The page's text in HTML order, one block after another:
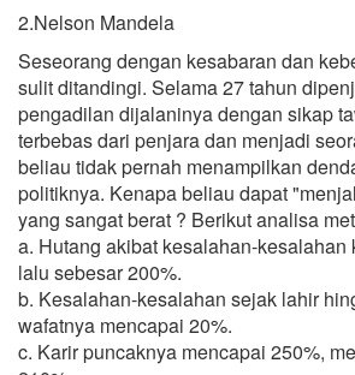
2.Nelson Mandela
Seseorang dengan kesabaran dan
sulit ditandingi. Selama 27 tahun
pengadilan dijalaninya dengan sikap
terbebas dari penjara dan menjadi
beliau tidak pernah menampilkan
politiknya. Kenapa beliau dapat
yang sangat berat ? Berikut analisa
a. Hutang akibat kesalahan-kesalahan
lalu sebesar 200%.
b. Kesalahan-kesalahan sejak lahir
wafatnya mencapai 20%.
c. Karir puncaknya mencapai 250%,